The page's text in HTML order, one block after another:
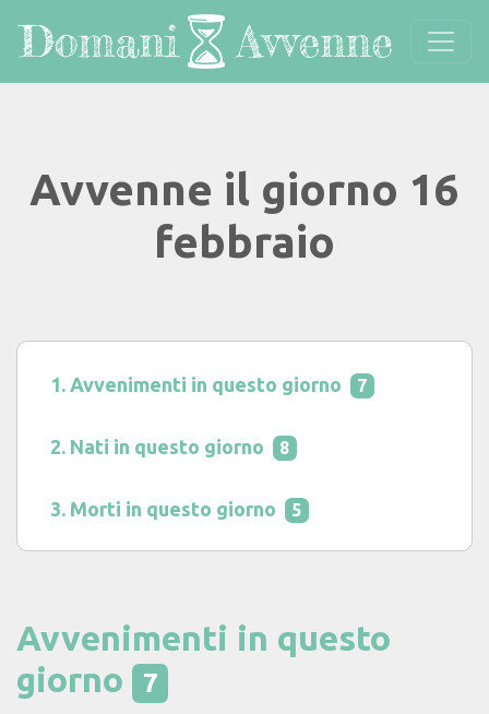
Avvenne il giorno 16
febbraio
Avvenimenti in questo giorno 7
Nati in questo giorno 8
Morti in questo giorno 5
Avvenimenti in questo
giorno
7